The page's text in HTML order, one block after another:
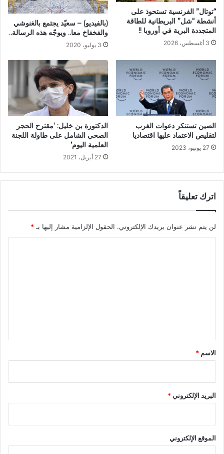
“توتال” الفرنسية تستحوذ على
أنشطة “شل” البريطانية للطاقة
المتجددة البرية في أوروبا !!
3 أغسطس، 2026
(بالفيديو) – سعيّد يجتمع بالغنوشي
والفخفاخ معا.. ويوجّه هذه الرسالة..
3 يوليو، 2020
الصين تستنكر دعوات الغرب
لتقليص الاعتماد عليها اقتصاديا
27 يونيو، 2023
الدكتورة بن خليل: ‘مقترح الحجر
الصحي الشامل على طاولة اللجنة
العلمية اليوم’
27 أبريل، 2021
اترك تعليقاً
لن يتم نشر عنوان بريدك الإلكتروني. الحقول الإلزامية مشار إليها بـ*
*
الاسم *
البريد الإلكتروني*
الموقع الإلكتروني